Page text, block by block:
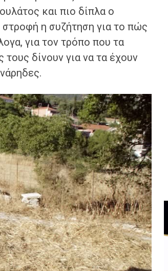
και πιο δίπλα ο
η συζήτηση για το πώς
για τον τρόπο που τα
τους δίνουν για να τα έχουν